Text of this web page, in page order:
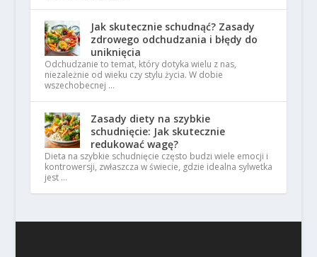
Jak skutecznie schudnąć? Zasady
zdrowego odchudzania i błędy do
uniknięcia
Odchudzanie to temat, który dotyka wielu z nas,
niezależnie od wieku czy stylu życia. W dobie
wszechobecnej …
Zasady diety na szybkie
schudnięcie: Jak skutecznie
redukować wagę?
Dieta na szybkie schudnięcie często budzi wiele emocji i
kontrowersji, zwłaszcza w świecie, gdzie idealna sylwetka
jest …